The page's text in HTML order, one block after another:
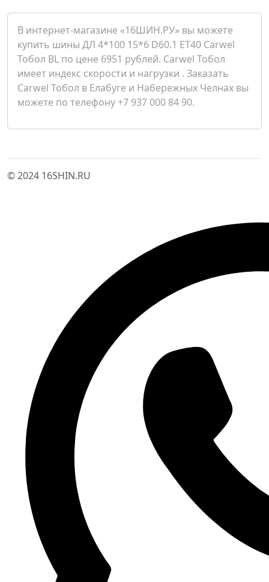
В интернет-магазине «16ШИН.РУ» вы можете
купить шины ДЛ 4*100 15*6 D60.1 ET40 Carwel
Тобол BL по цене 6951 рублей. Carwel Тобол
имеет индекс скорости и нагрузки . Заказать
Carwel Тобол в Елабуге и Набережных Челнах вы
можете по телефону +7 937 000 84 90.
© 2024 16SHIN.RU